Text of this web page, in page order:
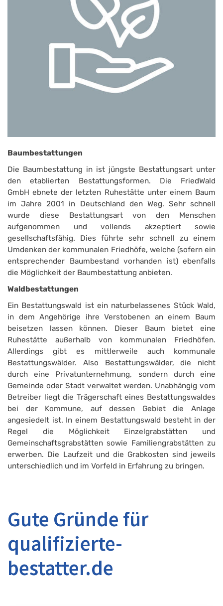
Baumbestattungen
Die Baumbestattung in ist jüngste Bestattungsart unter
den etablierten Bestattungsformen. Die FriedWald
GmbH ebnete der letzten Ruhestätte unter einem Baum
im Jahre 2001 in Deutschland den Weg. Sehr schnell
wurde diese Bestattungsart von den Menschen
aufgenommen und vollends akzeptiert sowie
gesellschaftsfähig. Dies führte sehr schnell zu einem
Umdenken der kommunalen Friedhöfe, welche (sofern ein
entsprechender Baumbestand vorhanden ist) ebenfalls
die Möglichkeit der Baumbestattung anbieten.
Waldbestattungen
Ein Bestattungswald ist ein naturbelassenes Stück Wald,
in dem Angehörige ihre Verstobenen an einem Baum
beisetzen lassen können. Dieser Baum bietet eine
Ruhestätte außerhalb von kommunalen Friedhöfen.
Allerdings gibt es mittlerweile auch kommunale
Bestattungswälder. Also Bestattungswälder, die nicht
durch eine Privatunternehmung, sondern durch eine
Gemeinde oder Stadt verwaltet werden. Unabhängig vom
Betreiber liegt die Trägerschaft eines Bestattungswaldes
bei der Kommune, auf dessen Gebiet die Anlage
angesiedelt ist. In einem Bestattungswald besteht in der
Regel die Möglichkeit Einzelgrabstätten und
Gemeinschaftsgrabstätten sowie Familiengrabstätten zu
erwerben. Die Laufzeit und die Grabkosten sind jeweils
unterschiedlich und im Vorfeld in Erfahrung zu bringen.
Gute Gründe für
qualifizierte-
bestatter.de